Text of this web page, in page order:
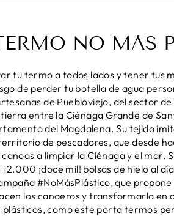
NO MÁS
tu termo a todos lados y tener tus
de perder tu botella de agua
de Puebloviejo, del sector de
entre la Ciénaga Grande de
del Magdalena.Su tejido
de pescadores, que desde
a limpiar la Ciénaga y el mar.
12.000 ¡doce mil! bolsas de hielo al
#NoMásPlástico, que
los canoeros y transformarla en
plásticos, como este porta termos